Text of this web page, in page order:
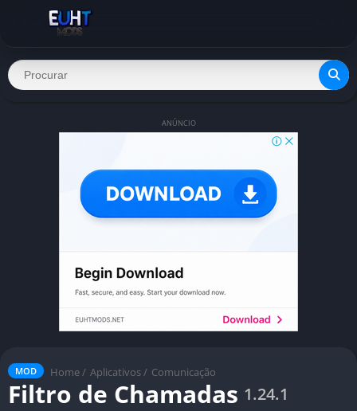
ANÚNCIO
MOD Home / Aplicativos / Comunicação
Filtro de Chamadas 1.24.1